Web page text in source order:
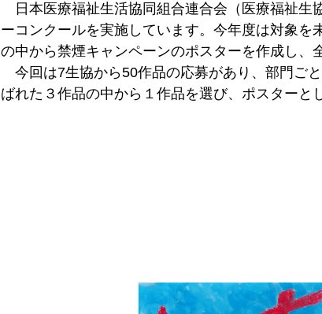
日本医療福祉生活協同組合連合会（医療福祉生
ーコンクールを実施しています。今年度は対象
の中から禁煙キャンペーンのポスターを作成し、
今回は7生協から50作品の応募があり、部門ご
ばれた３作品の中から１作品を選び、ポスターと